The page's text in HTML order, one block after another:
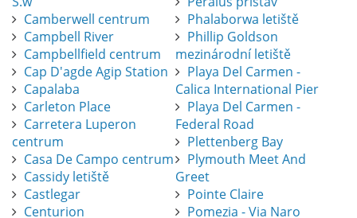
Camberwell centrum
Campbell River
Campbellfield centrum
Cap D'agde Agip Station
Capalaba
Carleton Place
Carretera Luperon
centrum
Casa De Campo centrum
Cassidy letiště
Castlegar
Centurion
Phalaborwa letiště
Phillip Goldson
mezinárodní letiště
Playa Del Carmen -
Calica International Pier
Playa Del Carmen -
Federal Road
Plettenberg Bay
Plymouth Meet And
Greet
Pointe Claire
Pomezia - Via Naro